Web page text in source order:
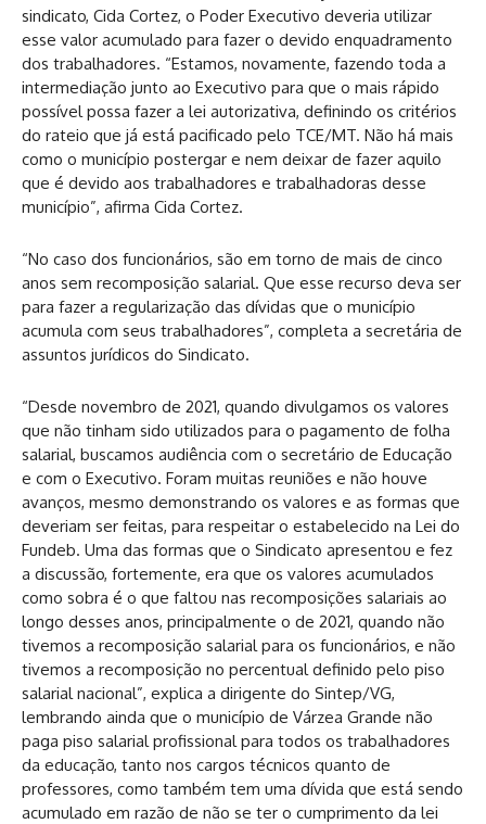
sindicato, Cida Cortez, o Poder Executivo deveria utilizar
esse valor acumulado para fazer o devido enquadramento
dos trabalhadores. “Estamos, novamente, fazendo toda a
intermediação junto ao Executivo para que o mais rápido
possível possa fazer a lei autorizativa, definindo os critérios
do rateio que já está pacificado pelo TCE/MT. Não há mais
como o município postergar e nem deixar de fazer aquilo
que é devido aos trabalhadores e trabalhadoras desse
município”, afirma Cida Cortez.
“No caso dos funcionários, são em torno de mais de cinco
anos sem recomposição salarial. Que esse recurso deva ser
para fazer a regularização das dívidas que o município
acumula com seus trabalhadores”, completa a secretária de
assuntos jurídicos do Sindicato.
“Desde novembro de 2021, quando divulgamos os valores
que não tinham sido utilizados para o pagamento de folha
salarial, buscamos audiência com o secretário de Educação
e com o Executivo. Foram muitas reuniões e não houve
avanços, mesmo demonstrando os valores e as formas que
deveriam ser feitas, para respeitar o estabelecido na Lei do
Fundeb. Uma das formas que o Sindicato apresentou e fez
a discussão, fortemente, era que os valores acumulados
como sobra é o que faltou nas recomposições salariais ao
longo desses anos, principalmente o de 2021, quando não
tivemos a recomposição salarial para os funcionários, e não
tivemos a recomposição no percentual definido pelo piso
salarial nacional”, explica a dirigente do Sintep/VG,
lembrando ainda que o município de Várzea Grande não
paga piso salarial profissional para todos os trabalhadores
da educação, tanto nos cargos técnicos quanto de
professores, como também tem uma dívida que está sendo
acumulado em razão de não se ter o cumprimento da lei